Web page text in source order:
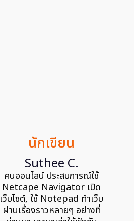
นักเขียน
Suthee C.
คนออนไลน์ ประสบการณ์ใช้
Netcape Navigator เปิด
เว็บไซต์, ใช้ Notepad ทำเว็บ
ผ่านเรื่องราวหลายๆ อย่างที่